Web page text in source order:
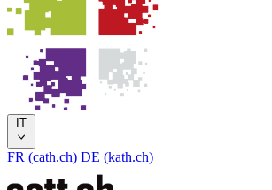
IT
FR (cath.ch) DE (kath.ch)